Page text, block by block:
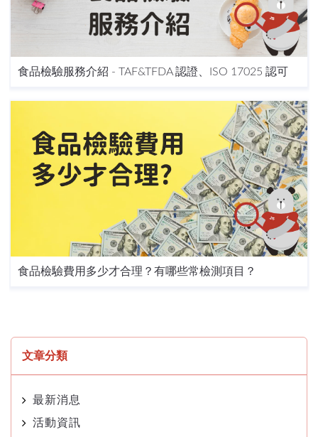
食品檢驗服務介紹 - TAF&TFDA 認證、ISO 17025 認可
食品檢驗費用多少才合理？有哪些常檢測項目？
文章分類
最新消息
活動資訊